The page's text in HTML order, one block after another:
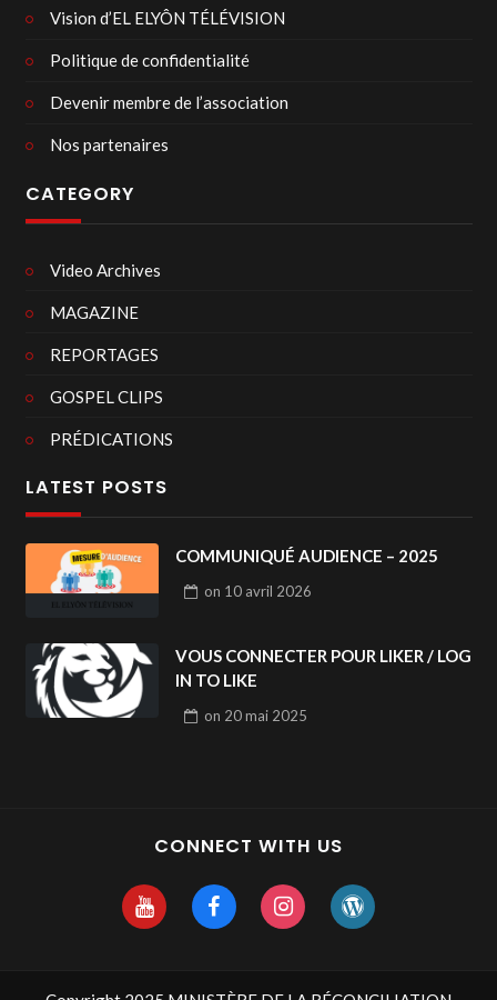
Vision d’EL ELYÔN TÉLÉVISION
Politique de confidentialité
Devenir membre de l’association
Nos partenaires
CATEGORY
Video Archives
MAGAZINE
REPORTAGES
GOSPEL CLIPS
PRÉDICATIONS
LATEST POSTS
COMMUNIQUÉ AUDIENCE – 2025
on 10 avril 2026
VOUS CONNECTER POUR LIKER / LOG
IN TO LIKE
on 20 mai 2025
CONNECT WITH US